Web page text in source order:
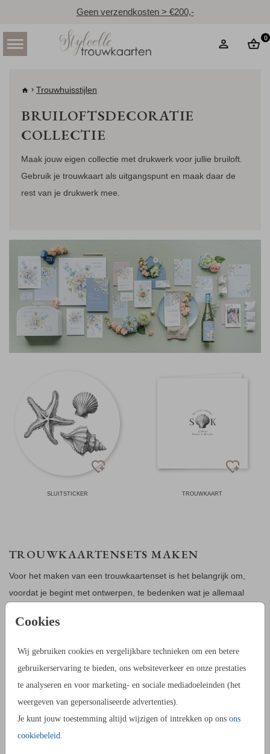
Geen verzendkosten > €200,-
0
Cookies
Wij gebruiken cookies en vergelijkbare technieken om een betere
gebruikerservaring te bieden, ons websiteverkeer en onze prestaties
te analyseren en voor marketing- en sociale mediadoeleinden (het
weergeven van gepersonaliseerde advertenties).
Je kunt jouw toestemming altijd wijzigen of intrekken op ons ons
cookiebeleid
Trouwhuisstijlen
BRUILOFTSDECORATIE
COLLECTIE
Maak jouw eigen collectie met drukwerk voor jullie bruiloft.
Gebruik je trouwkaart als uitgangspunt en maak daar de
rest van je drukwerk mee.
SLUITSTICKER TROUWKAART
TROUWKAARTENSETS MAKEN
Voor het maken van een trouwkaartenset is het belangrijk om,
voordat je begint met ontwerpen, te bedenken wat je allemaal
verschillende vormen en achtergrondkleuren. Zo maak je een
BRUILOFTSDECORATIE MAKEN
Het is leuk om drukwerk te maken voor op je dag. Het kan alleen
moeilijk zijn om dit op het juiste moment te bestellen. Hierom
hebben wij een calculator gemaakt die je hier perfect bij kan